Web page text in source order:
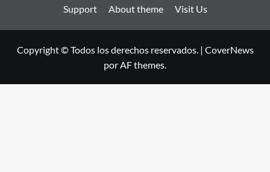
Support About theme Visit Us
Copyright © Todos los derechos reservados. | CoverNews
por AF themes.